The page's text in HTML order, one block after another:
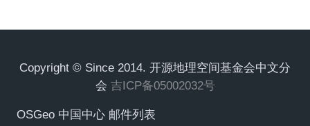
Copyright © Since 2014. 开源地理空间基金会中文分
会 吉ICP备05002032号
OSGeo 中国中心 邮件列表